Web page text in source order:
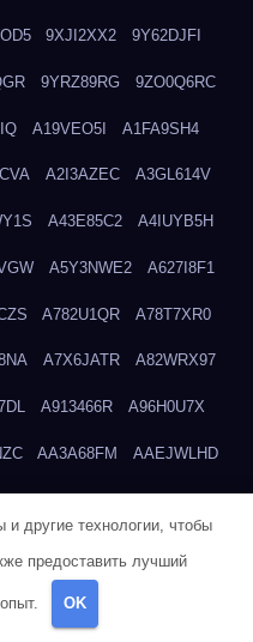
9XJI2XX2 9Y62DJFI
9YRZ89RG 9ZO0Q6RC
A19VEO5I A1FA9SH4
A2I3AZEC A3GL614V
A43E85C2 A4IUYB5H
A5Y3NWE2 A627I8F1
A782U1QR A78T7XR0
A7X6JATR A82WRX97
A913466R A96H0U7X
AA3A68FM AAEJWLHD
ADOE3V3Y
и другие технологии, чтобы
предоставить лучший
OK